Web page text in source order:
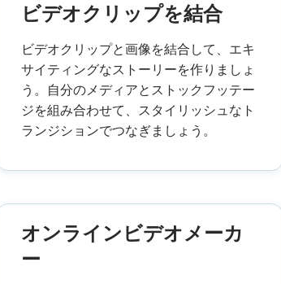
ビデオクリップを結合
ビデオクリップと画像を結合して、エキ
サイティングなストーリーを作りましょ
う。自分のメディアとストックフッテー
ジを組み合わせて、スタイリッシュなト
ランジションでつなぎましょう。
オンラインビデオメーカ
ー